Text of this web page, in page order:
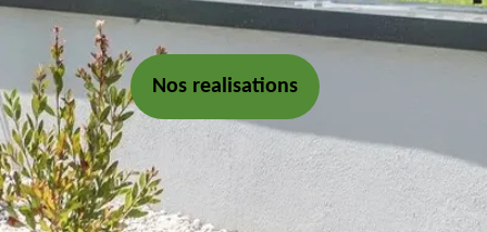
Nos realisations